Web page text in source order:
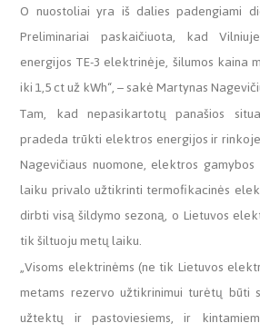
O nuostoliai yra iš dalies padengiami
Preliminariai paskaičiuota, kad
energijos TE-3 elektrinėje, šilumos kaina
iki 1,5 ct už kWh“, – sakė Martynas
Tam, kad nepasikartotų panašios
pradeda trūkti elektros energijos ir
Nagevičiaus nuomone, elektros
laiku privalo užtikrinti termofikacinės
dirbti visą šildymo sezoną, o Lietuvos
tik šiltuoju metų laiku.
„Visoms elektrinėms (ne tik Lietuvos
metams rezervo užtikrinimui turėtų būti
užtektų ir pastoviesiems, ir